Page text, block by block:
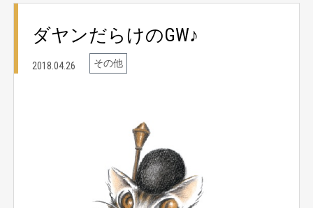
ダヤンだらけのGW♪
2018.04.26 その他